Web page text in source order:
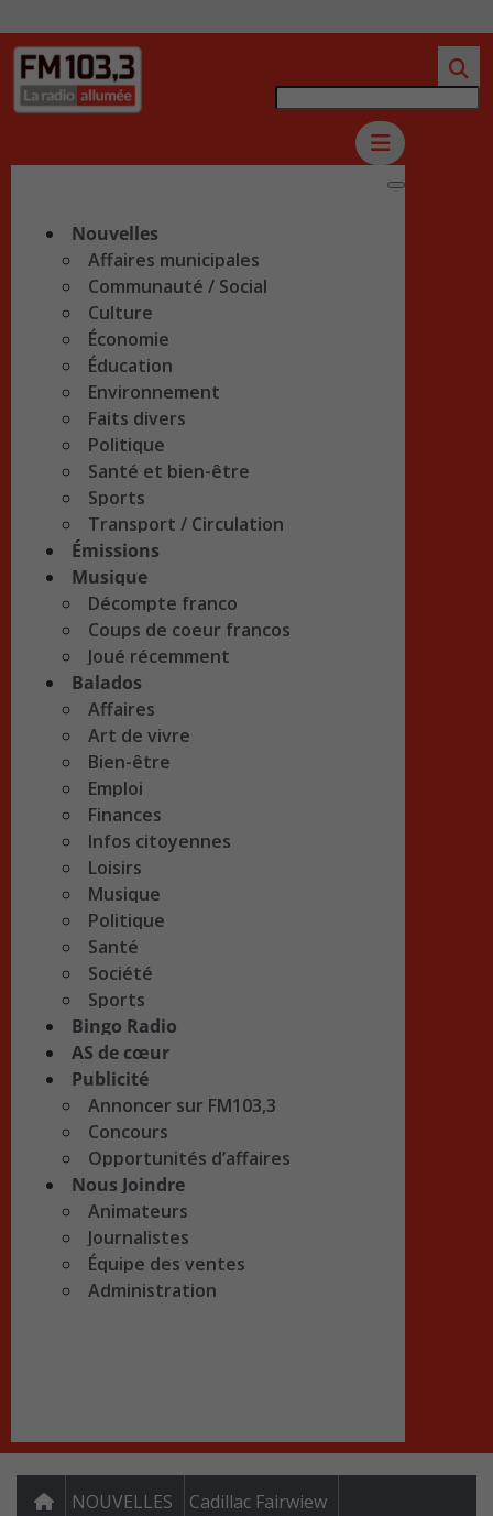
Nouvelles
Affaires municipales
Communauté / Social
Culture
Économie
Éducation
Environnement
Faits divers
Politique
Santé et bien-être
Sports
Transport / Circulation
Émissions
Musique
Décompte franco
Coups de coeur francos
Joué récemment
Balados
Affaires
Art de vivre
Bien-être
Emploi
Finances
Infos citoyennes
Loisirs
Musique
Politique
Santé
Société
Sports
Bingo Radio
AS de cœur
Publicité
Annoncer sur FM103,3
Concours
Opportunités d’affaires
Nous Joindre
Animateurs
Journalistes
Équipe des ventes
Administration
NOUVELLES Cadillac Fairwiew